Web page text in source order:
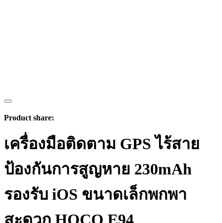
Product share:
เครื่องมือติดตาม GPS ไร้สาย
ป้องกันการสูญหาย 230mAh
รองรับ iOS ขนาดเล็กพกพา
สะดวก HOCO E94